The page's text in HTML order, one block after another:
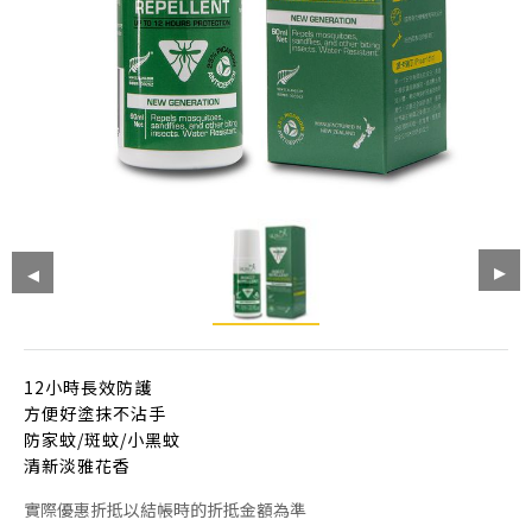
12小時長效防護
方便好塗抹不沾手
防家蚊/斑蚊/小黑蚊
清新淡雅花香
實際優惠折抵以結帳時的折抵金額為準